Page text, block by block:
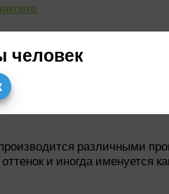
различными
и иногда именуется
человек